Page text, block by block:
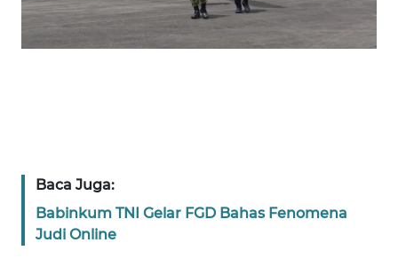
Baca Juga:
Babinkum TNI Gelar FGD Bahas Fenomena
Judi Online
SUMBAR
WN